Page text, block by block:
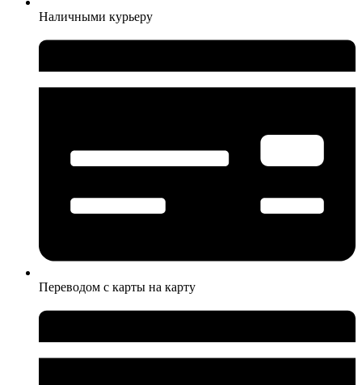
Наличными курьеру
Переводом с карты на карту